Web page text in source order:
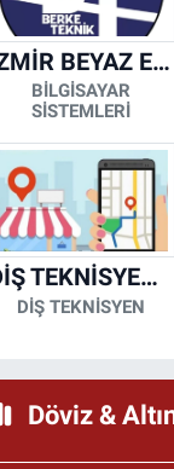
İZMİR BEYAZ EŞYA KLİMA KOMBİ SERVİSİ
BİLGİSAYAR
SİSTEMLERİ
DİŞ TEKNİSYENİ- MESUT KORKMAZ
DİŞ TEKNİSYEN
Döviz &